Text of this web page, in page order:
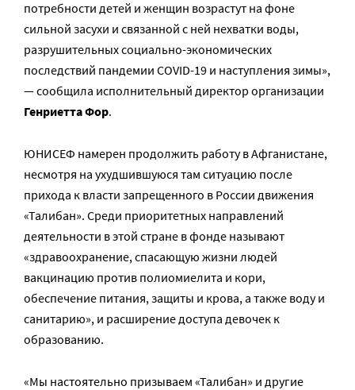
потребности детей и женщин возрастут на фоне
сильной засухи и связанной с ней нехватки воды,
разрушительных социально-экономических
последствий пандемии COVID-19 и наступления зимы»,
— сообщила исполнительный директор организации
Генриетта Фор.
ЮНИСЕФ намерен продолжить работу в Афганистане,
несмотря на ухудшившуюся там ситуацию после
прихода к власти запрещенного в России движения
«Талибан». Среди приоритетных направлений
деятельности в этой стране в фонде называют
«здравоохранение, спасающую жизни людей
вакцинацию против полиомиелита и кори,
обеспечение питания, защиты и крова, а также воду и
санитарию», и расширение доступа девочек к
образованию.
«Мы настоятельно призываем «Талибан» и другие